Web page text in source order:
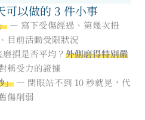
可以做的 3 件小事
— 寫下受傷經過、第幾次扭
目前活動受限狀況
損是否平均？外側磨得特別嚴
稱受力的證據
」— 閉眼站不到 10 秒就晃，代
傷削弱